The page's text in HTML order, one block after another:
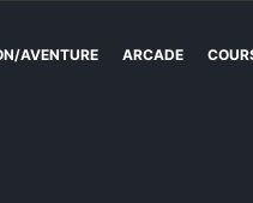
AVENTURE ARCADE